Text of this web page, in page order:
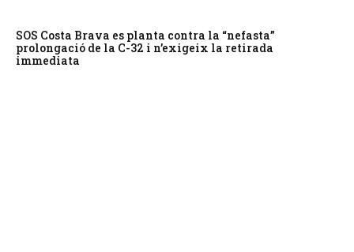
SOS Costa Brava es planta contra la “nefasta”
prolongació de la C-32 i n’exigeix la retirada
immediata